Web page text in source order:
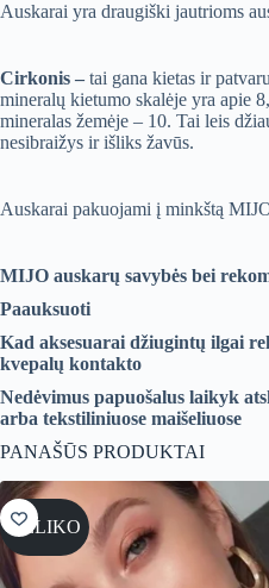
Auskarai yra draugiški jautrioms
Cirkonis – tai gana kietas ir
mineralų kietumo skalėje yra apie
mineralas žemėje – 10. Tai leis
nesibraižys ir išliks žavūs.
Auskarai pakuojami į minkštą
MIJO auskarų savybės bei
Paauksuoti
Kad aksesuarai džiugintų ilgai
kvepalų kontakto
Nedėvimus papuošalus laikyk
arba tekstiliniuose maišeliuose
PANAŠŪS PRODUKTAI
NELIKO